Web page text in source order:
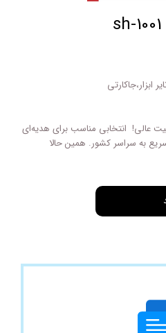
ابزار،جاکارتی
عالی! انتخابی مناسب برای هدیه‌ای
به سراسر کشور. همین حالا